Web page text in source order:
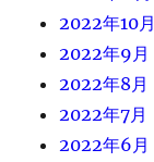
2022年10月
2022年9月
2022年8月
2022年7月
2022年6月